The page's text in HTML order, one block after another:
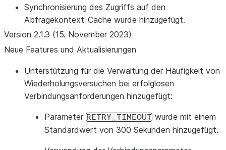
Synchronisierung des Zugriffs auf den
Abfragekontext-Cache wurde hinzugefügt.
Version 2.1.3 (15. November 2023)
Neue Features und Aktualisierungen
Unterstützung für die Verwaltung der Häufigkeit von
Wiederholungsversuchen bei erfolglosen
Verbindungsanforderungen hinzugefügt:
Parameter RETRY_TIMEOUT wurde mit einem
Standardwert von 300 Sekunden hinzugefügt.